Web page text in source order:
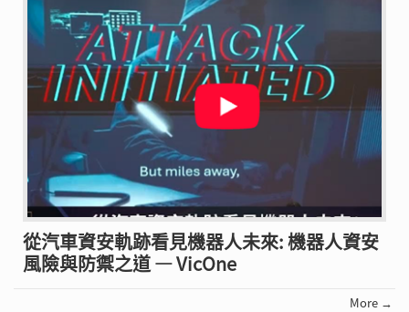
從汽車資安軌跡看見機器人未來: 機器人資安
風險與防禦之道 — VicOne
More →